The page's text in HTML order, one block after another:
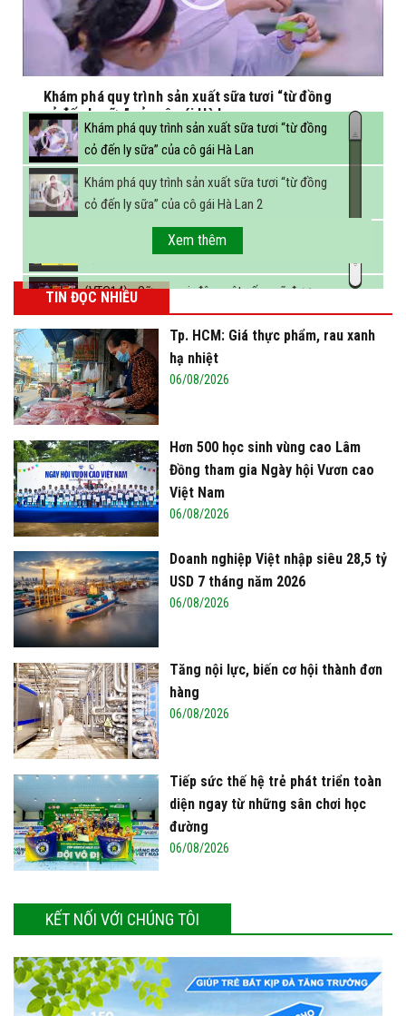
Khám phá quy trình sản xuất sữa tươi “từ đồng
cỏ đến ly sữa” của cô gái Hà Lan
Khám phá quy trình sản xuất sữa tươi “từ đồng
cỏ đến ly sữa” của cô gái Hà Lan
Khám phá quy trình sản xuất sữa tươi “từ đồng
cỏ đến ly sữa” của cô gái Hà Lan 2
FBNC - Ngành sữa hướng tới mục tiêu 3,4 tỷ lít
sữa vào năm 2025
(VTC14) - Sữa ngoại, động vật sống sẽ được
miễn thuế nhập khẩu
Xem thêm
TIN ĐỌC NHIỀU
Tp. HCM: Giá thực phẩm, rau xanh
hạ nhiệt
06/08/2026
Hơn 500 học sinh vùng cao Lâm
Đồng tham gia Ngày hội Vươn cao
Việt Nam
06/08/2026
Doanh nghiệp Việt nhập siêu 28,5 tỷ
USD 7 tháng năm 2026
06/08/2026
Tăng nội lực, biến cơ hội thành đơn
hàng
06/08/2026
Tiếp sức thế hệ trẻ phát triển toàn
diện ngay từ những sân chơi học
đường
06/08/2026
KẾT NỐI VỚI CHÚNG TÔI